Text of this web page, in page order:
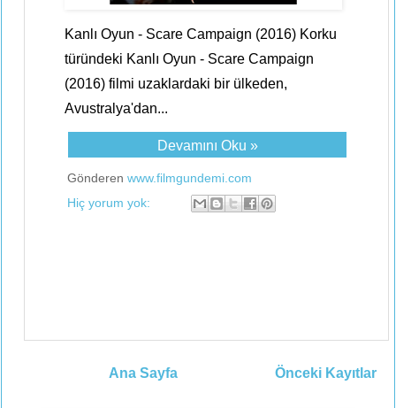
Kanlı Oyun - Scare Campaign (2016) Korku
türündeki Kanlı Oyun - Scare Campaign
(2016) filmi uzaklardaki bir ülkeden,
Avustralya'dan...
Devamını Oku »
Gönderen www.filmgundemi.com
Hiç yorum yok:
Önceki Kayıtlar
Ana Sayfa